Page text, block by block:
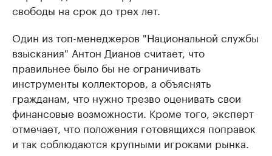
свободы на срок до трех лет.
Один из топ-менеджеров "Национальной службы
взыскания" Антон Дианов считает, что
правильнее было бы не ограничивать
инструменты коллекторов, а объяснять
гражданам, что нужно трезво оценивать свои
финансовые возможности. Кроме того, эксперт
отмечает, что положения готовящихся поправок
и так соблюдаются крупными игроками рынка.